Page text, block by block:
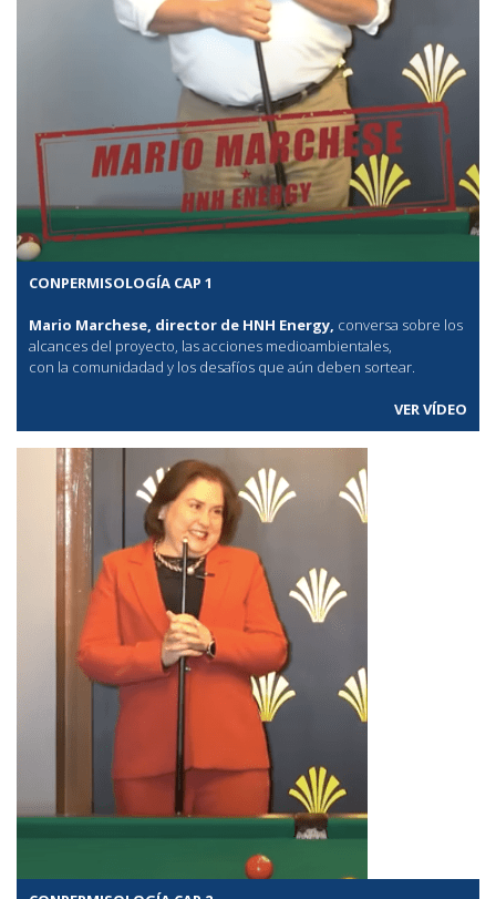
CONPERMISOLOGÍA CAP 1
Mario Marchese, director de HNH Energy, conversa sobre los
alcances del proyecto, las acciones medioambientales,
con la comunidadad y los desafíos que aún deben sortear.
VER VÍDEO